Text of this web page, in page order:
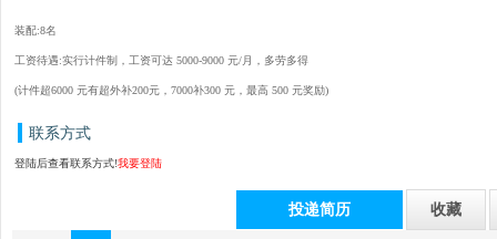
装配:8名
工资待遇:实行计件制，工资可达 5000-9000 元/月，多劳多得
(计件超6000 元有超外补200元，7000补300 元，最高 500 元奖励)
联系方式
登陆后查看联系方式!我要登陆
投递简历 收藏